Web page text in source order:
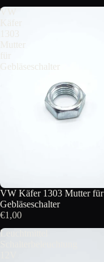
VW
Käfer
1303
Mutter
für
Gebläseschalter
VW Käfer 1303 Mutter für
Gebläseschalter
€1,00
Leuchtmittel